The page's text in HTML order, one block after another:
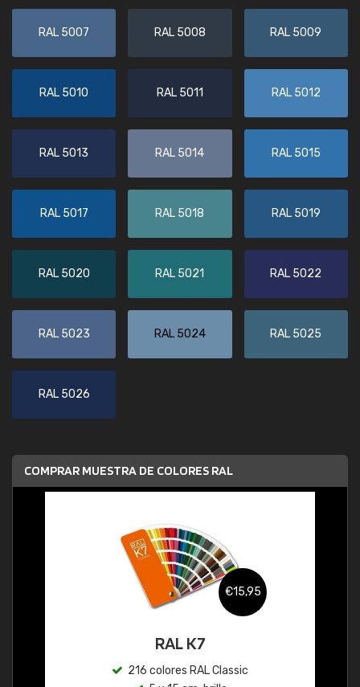
RAL 5007 RAL 5008 RAL 5009
RAL 5010 RAL 5011 RAL 5012
RAL 5013 RAL 5014 RAL 5015
RAL 5017 RAL 5018 RAL 5019
RAL 5020 RAL 5021 RAL 5022
RAL 5023 RAL 5024 RAL 5025
RAL 5026
COMPRAR MUESTRA DE COLORES RAL
€15,95
RAL K7
216 colores RAL Classic